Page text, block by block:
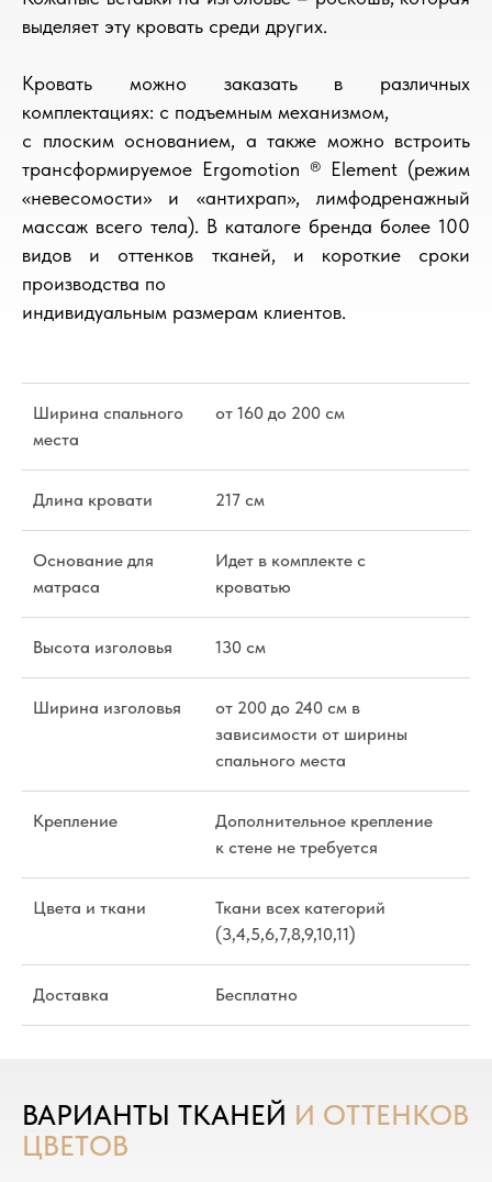
выделяет эту кровать среди других.
Кровать можно заказать в различных
комплектациях: с подъемным механизмом,
с плоским основанием, а также можно встроить
трансформируемое Ergomotion ® Element (режим
«невесомости» и «антихрап», лимфодренажный
массаж всего тела). В каталоге бренда более 100
видов и оттенков тканей, и короткие сроки
производства по
индивидуальным размерам клиентов.
Ширина спального
места
от 160 до 200 см
Длина кровати 217 см
Основание для
матраса
Идет в комплекте с
кроватью
Высота изголовья 130 см
Ширина изголовья
от 200 до 240 см в
зависимости от ширины
спального места
Крепление
Дополнительное крепление
к стене не требуется
Цвета и ткани
Ткани всех категорий
(3,4,5,6,7,8,9,10,11)
Доставка Бесплатно
ВАРИАНТЫ ТКАНЕЙ И ОТТЕНКОВ
ЦВЕТОВ